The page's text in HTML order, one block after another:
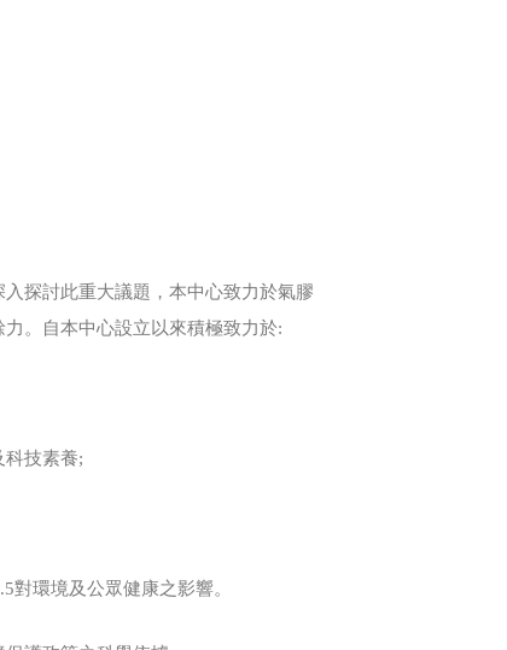
探討此重大議題，本中心致力於氣膠
。自本中心設立以來積極致力於:
科技素養;
對環境及公眾健康之影響。